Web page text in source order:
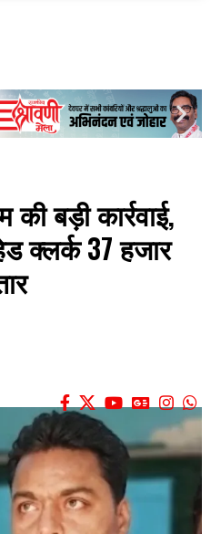
बड़ी कार्रवाई,
क्लर्क 37 हजार